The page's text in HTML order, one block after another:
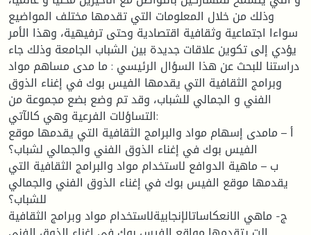
وذلك من خلال المعلومات التي تقدمها مختلف المواضيع
سواءا اجتماعية وثقافية اقتصادية وحتى ترفيهية، وهذا الأمر
يؤدي إلى تكوين علاقات جديدة بين الشباب الجامعة وذلك جاء
دراستنا للبحث عن هذا السؤال الرئيسي : ما مدى مساهم مواد
وبرامج الثقافية التي يقدمها الفيس بوك في إغناء الذوق
الفني و الجمالي للشباب، وقد تم وضع بضع مجموعة من
التساؤلات الفرعية وهي كالآتي:
أ – مامدى إسهام مواد والبرامج الثقافية التي يقدمها موقع
الفيس بوك في إغناء الذوق الفني والجمالي لشباب؟
ب – ماهية الدوافع لاستخدام مواد والبرامج الثقافية التي
يقدمها موقع الفيس بوك في إغناء الذوق الفني والجمالي
للشباب؟
ج- ماهي الانعكاساتالإنجابيةلاستخدام مواد وبرامج الثقافية